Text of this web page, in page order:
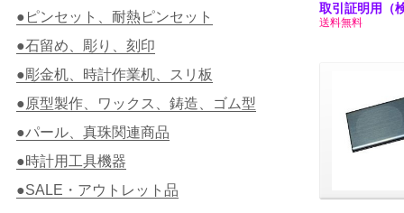
取引証明用（
送料無料
●ピンセット、耐熱ピンセット
●石留め、彫り、刻印
●彫金机、時計作業机、スリ板
●原型製作、ワックス、鋳造、ゴム型
●パール、真珠関連商品
●時計用工具機器
●SALE・アウトレット品